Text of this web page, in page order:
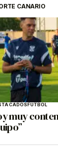
CANARIO
FÚTBOL
muy